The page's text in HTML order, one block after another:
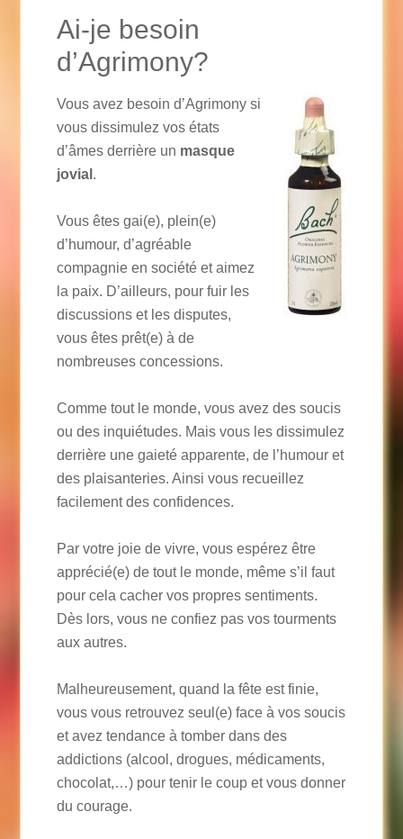
Ai-je besoin
d’Agrimony?
Vous avez besoin d’Agrimony si
vous dissimulez vos états
d’âmes derrière un masque
jovial .
Vous êtes gai(e), plein(e)
d’humour, d’agréable
compagnie en société et aimez
la paix. D’ailleurs, pour fuir les
discussions et les disputes,
vous êtes prêt(e) à de
nombreuses concessions.
Comme tout le monde, vous avez des soucis
ou des inquiétudes. Mais vous les dissimulez
derrière une gaieté apparente, de l’humour et
des plaisanteries. Ainsi vous recueillez
facilement des confidences.
Par votre joie de vivre, vous espérez être
apprécié(e) de tout le monde, même s’il faut
pour cela cacher vos propres sentiments.
Dès lors, vous ne confiez pas vos tourments
aux autres.
Malheureusement, quand la fête est finie,
vous vous retrouvez seul(e) face à vos soucis
et avez tendance à tomber dans des
addictions (alcool, drogues, médicaments,
chocolat,…) pour tenir le coup et vous donner
du courage.